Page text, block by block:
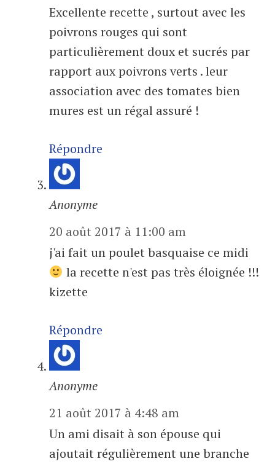
Excellente recette , surtout avec les
poivrons rouges qui sont
particulièrement doux et sucrés par
rapport aux poivrons verts . leur
association avec des tomates bien
mures est un régal assuré !
Répondre
Anonyme
20 août 2017 à 11:00 am
j'ai fait un poulet basquaise ce midi
la recette n'est pas très éloignée !!!
kizette
Répondre
Anonyme
21 août 2017 à 4:48 am
Un ami disait à son épouse qui
ajoutait régulièrement une branche